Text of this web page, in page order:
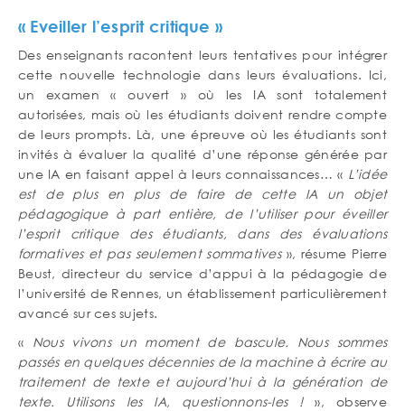
« Eveiller l’esprit critique »
Des enseignants racontent leurs tentatives pour intégrer
cette nouvelle technologie dans leurs évaluations. Ici,
un examen « ouvert » où les IA sont totalement
autorisées, mais où les étudiants doivent rendre compte
de leurs prompts. Là, une épreuve où les étudiants sont
invités à évaluer la qualité d’une réponse générée par
une IA en faisant appel à leurs connaissances… « L’idée
est de plus en plus de faire de cette IA un objet
pédagogique à part entière, de l’utiliser pour éveiller
l’esprit critique des étudiants, dans des évaluations
formatives et pas seulement sommatives», résume Pierre
Beust, directeur du service d’appui à la pédagogie de
l’université de Rennes, un établissement particulièrement
avancé sur ces sujets.
« Nous vivons un moment de bascule. Nous sommes
passés en quelques décennies de la machine à écrire au
traitement de texte et aujourd’hui à la génération de
texte. Utilisons les IA, questionnons-les !», observe